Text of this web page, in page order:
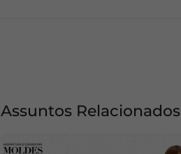
Assuntos Relacionados